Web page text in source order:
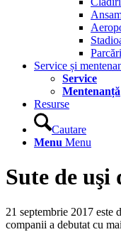
Service și
Service
Mentenanță
Resurse
Cautare
Menu Menu
Sute de
21 septembrie 2017
companii a debutat cu